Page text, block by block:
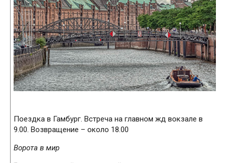
Поездка в Гамбург. Встреча на главном жд вокзале в
9.00. Возвращение – около 18.00
Ворота в мир